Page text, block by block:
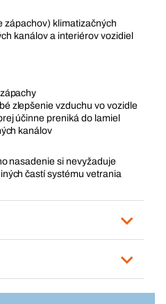
zápachov) klimatizačných
kanálov a interiérov vozidiel
zlepšenie vzduchu vo vozidle
účinne preniká do lamiel
kanálov
nasadenie si nevyžaduje
častí systému vetrania